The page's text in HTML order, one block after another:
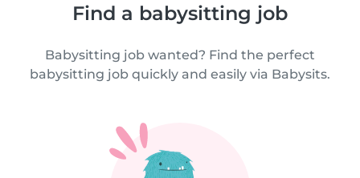
Find a babysitting job
Babysitting job wanted? Find the perfect
babysitting job quickly and easily via Babysits.